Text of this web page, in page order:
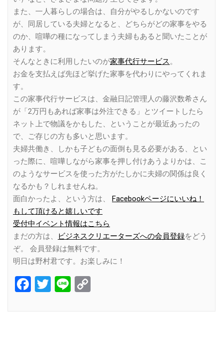
また、一人暮らしの場合は、自分がやるしかないのです
が、同居している夫婦となると、どちらがどの家事をやる
のか、喧嘩の種になってしまう夫婦もあると聞いたことが
あります。
そんなときに利用したいのが家事代行サービス。
お金を支払えば先ほど挙げた家事を代わりにやってくれま
す。
この家事代行サービスは、金融日記管理人の藤沢数希さん
が「2万円もあれば家事は外注できる」とツイートしたら
ネット上で物議をかもした、ということが最近あったの
で、ご存じの方も多いと思います。
夫婦共働き、しかも子どもの面倒も見る必要がある、とい
った際に、喧嘩しながら家事を押し付けあうよりかは、こ
のようなサービスを使った方がたしかに夫婦の関係は良く
なるかも？しれませんね。
面白かったよ、という方は、 Facebookページにいいね！
もして頂けると嬉しいです
受付中イベント情報はこちら
まだの方は、
ビジネスクリエーターズへの会員登録をどう
ぞ。 会員登録は無料です。
明日は野村君です。お楽しみに！
Facebook
Twitter
Line